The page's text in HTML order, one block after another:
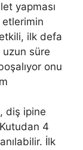
yapması
etlerimin
ilk defa
uzun süre
onu
diş ipine
4
İlk